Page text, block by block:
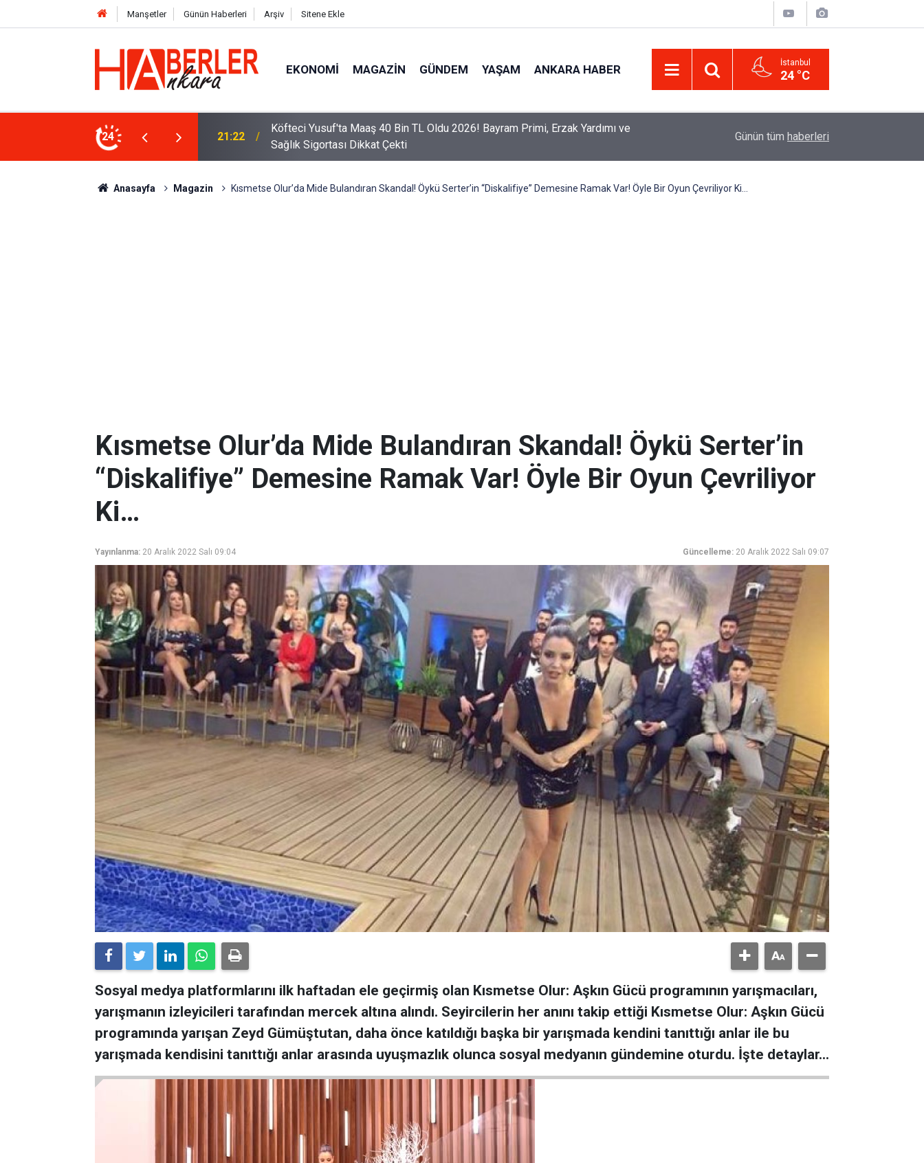
Manşetler Günün Haberleri Arşiv Sitene Ekle
EKONOMI MAGAZIN GÜNDEM YAŞAM ANKARA HABER İstanbul
24 °C
24
2026! Bayram Primi, Erzak Yardımı ve
12:33 Sürücüler Dikkat! Yeni Dönemde 3 İhlal Ehliyet İptaline Neden Olacak
Uzadı, Ödeme Kuralları Değişti
Günün tüm haberleri
Anasayfa Magazin Kısmetse Olur’da Mide Bulandıran Skandal! Öykü Serter’in “Diskalifiye” Demesine Ramak Var! Öyle Bir Oyun Çevriliyor Ki…
Kısmetse Olur’da Mide Bulandıran Skandal! Öykü Serter’in
“Diskalifiye” Demesine Ramak Var! Öyle Bir Oyun Çevriliyor
Ki…
Yayınlanma: 20 Aralık 2022 Salı 09:04 Güncelleme: 20 Aralık 2022 Salı 09:07
Sosyal medya platformlarını ilk haftadan ele geçirmiş olan Kısmetse Olur: Aşkın Gücü programının yarışmacıları,
yarışmanın izleyicileri tarafından mercek altına alındı. Seyircilerin her anını takip ettiği Kısmetse Olur: Aşkın Gücü
programında yarışan Zeyd Gümüştutan, daha önce katıldığı başka bir yarışmada kendini tanıttığı anlar ile bu
yarışmada kendisini tanıttığı anlar arasında uyuşmazlık olunca sosyal medyanın gündemine oturdu. İşte detaylar...